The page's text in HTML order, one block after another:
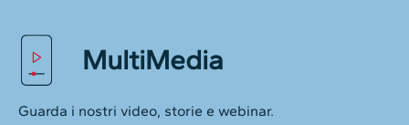
MultiMedia
Guarda i nostri video, storie e webinar.